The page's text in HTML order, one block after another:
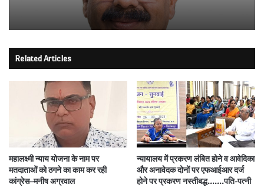
Related Articles
महालक्ष्मी न्याय योजना के नाम पर
मतदाताओं को ठगने का काम कर रही
कांग्रेस–मनीष अग्रवाल
न्यायालय में प्रकरण लंबित होने व आवेदिका
और अनावेदक दोनों पर एफआईआर दर्ज
होने पर प्रकरण नस्तीबद्ध…….पति-पत्नी